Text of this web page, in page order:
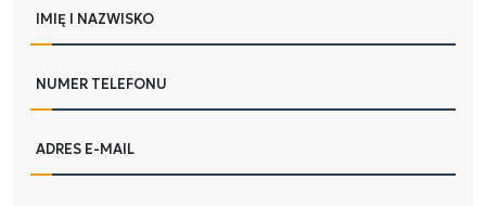
IMIĘ I NAZWISKO
NUMER TELEFONU
ADRES E-MAIL